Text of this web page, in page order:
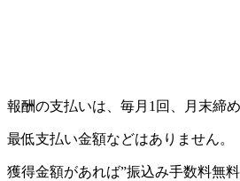
報酬の支払いは、毎月1回、月末締
最低支払い金額などはありません。
獲得金額があれば”振込み手数料無